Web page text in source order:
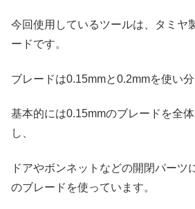
今回使用しているツールは、タミヤ
ードです。
ブレードは0.15mmと0.2mmを使い分
基本的には0.15mmのブレードを全
し、
ドアやボンネットなどの開閉パーツ
のブレードを使っています。